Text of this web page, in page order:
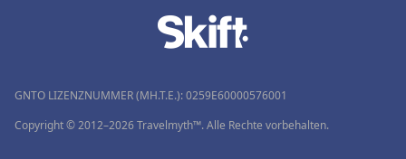
GNTO LIZENZNUMMER (MH.T.E.): 0259Ε60000576001
Copyright © 2012–2026 Travelmyth™. Alle Rechte vorbehalten.